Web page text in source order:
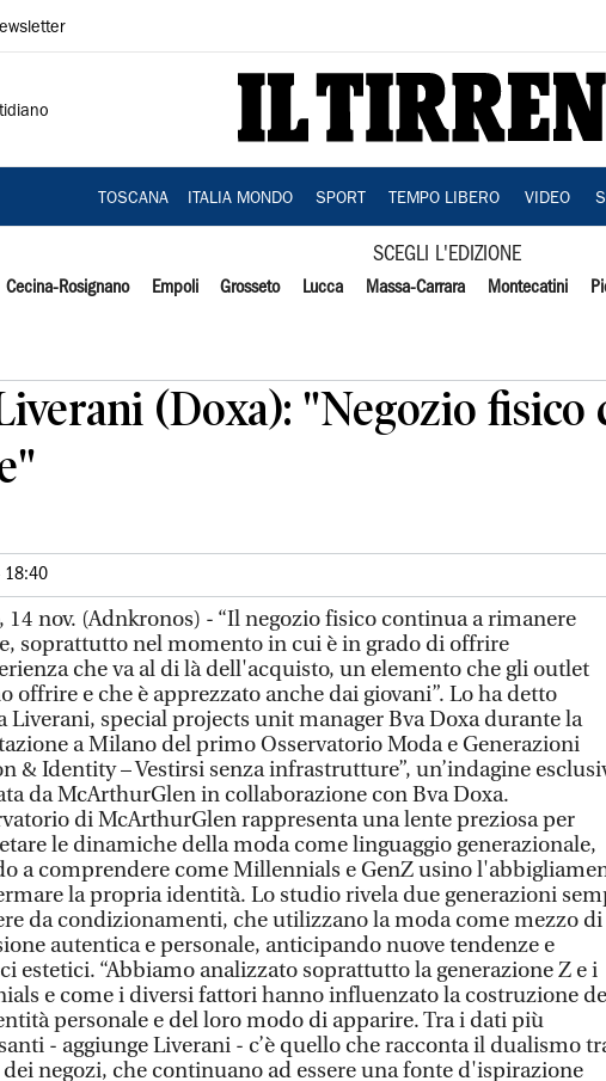
TOSCANA ITALIA MONDO SPORT TEMPO LIBERO VIDEO
SCEGLI L'EDIZIONE
Cecina-Rosignano Empoli Grosseto Lucca Massa-Carrara Montecatini
(Doxa): "Negozio
18:40
14 nov. (Adnkronos) - “Il negozio fisico continua a rimanere
soprattutto nel momento in cui è in grado di offrire
che va al di là dell'acquisto, un elemento che gli outlet
offrire e che è apprezzato anche dai giovani”. Lo ha detto
Liverani, special projects unit manager Bva Doxa durante la
a Milano del primo Osservatorio Moda e Generazioni
& Identity – Vestirsi senza infrastrutture”, un’indagine
da McArthurGlen in collaborazione con Bva Doxa.
di McArthurGlen rappresenta una lente preziosa per
le dinamiche della moda come linguaggio generazionale,
a comprendere come Millennials e GenZ usino
la propria identità. Lo studio rivela due generazioni
da condizionamenti, che utilizzano la moda come mezzo di
autentica e personale, anticipando nuove tendenze e
estetici. “Abbiamo analizzato soprattutto la generazione Z e i
e come i diversi fattori hanno influenzato la costruzione
personale e del loro modo di apparire. Tra i dati più
- aggiunge Liverani - c’è quello che racconta il dualismo
negozi, che continuano ad essere una fonte d'ispirazione